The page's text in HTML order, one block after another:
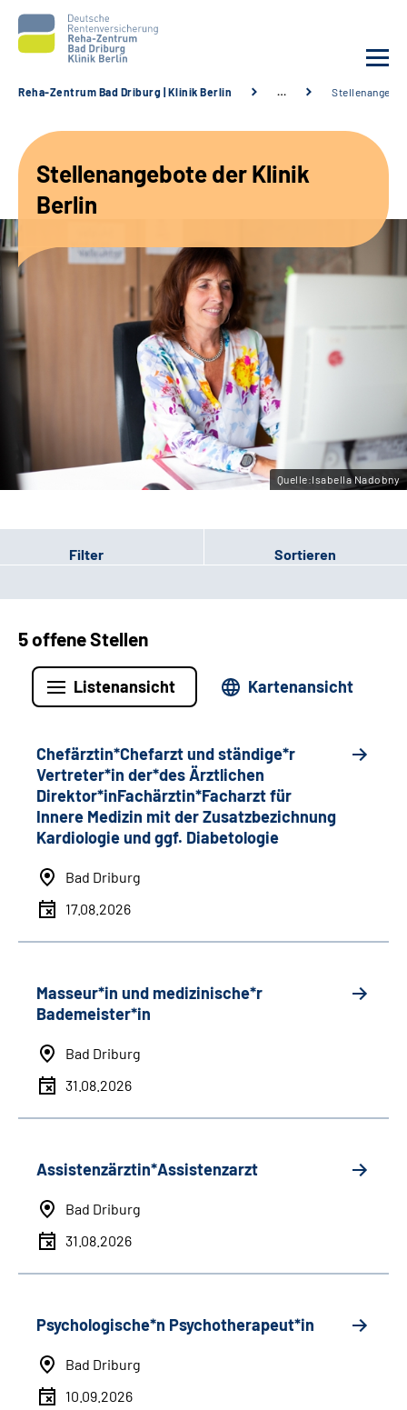
Unsere Angebote
Karriere
Leichte Sprache
Gebärdensprache
Reha-Zentrum Bad Driburg | Klinik Berlin …
Stellenangebote der Klinik
Berlin
Quelle:Isabella Nadobny
Filter Sortieren
5 offene Stellen
Listenansicht Kartenansicht
Chefärztin*Chefarzt und ständige*r
Vertreter*in der*des Ärztlichen
Direktor*inFachärztin*Facharzt für
Innere Medizin mit der Zusatzbezichnung
Kardiologie und ggf. Diabetologie
Bad Driburg
17.08.2026
Masseur*in und medizinische*r
Bademeister*in
Bad Driburg
31.08.2026
Assistenzärztin*Assistenzarzt
Bad Driburg
31.08.2026
Psychologische*n Psychotherapeut*in
Bad Driburg
10.09.2026